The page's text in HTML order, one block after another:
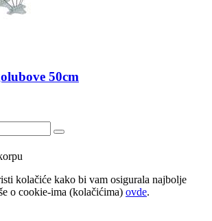
50cm
kolačiće kako bi vam osigurala najbolje
o cookie-ima (kolačićima) ovde.